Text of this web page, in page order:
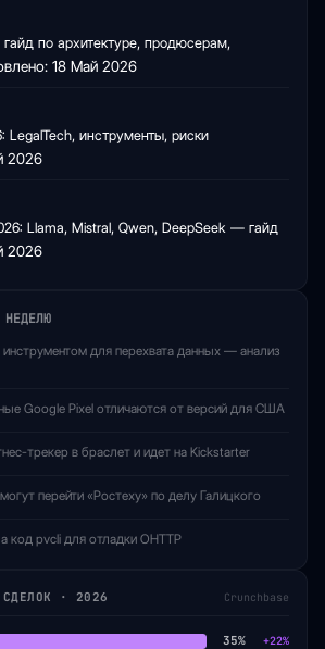
по архитектуре, продюсерам,
18 Май 2026
LegalTech, инструменты, риски
2026
Llama, Mistral, Qwen, DeepSeek — гайд
2026
инструментом для перехвата данных — анализ
Google Pixel отличаются от версий для США
трекер в браслет и идет на Kickstarter
перейти «Ростеху» по делу Галицкого
код pvcli для отладки OHTTP
· 2026 Crunchbase
35% +22%